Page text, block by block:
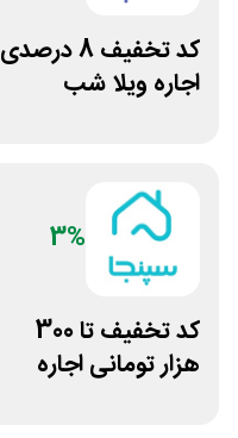
کد تخفیف 8 درصدی
اجاره ویلا شب
3%
کد تخفیف تا 300
هزار تومانی اجاره